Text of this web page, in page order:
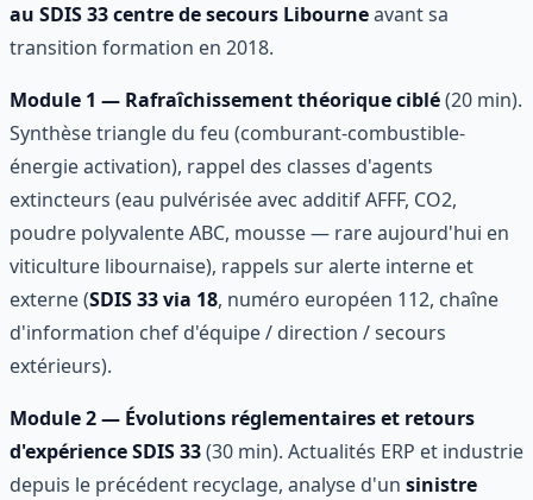
au SDIS 33 centre de secours Libourneavant sa
transition formation en 2018.
Module 1 — Rafraîchissement théorique ciblé(20 min).
Synthèse triangle du feu (comburant-combustible-
énergie activation), rappel des classes d'agents
extincteurs (eau pulvérisée avec additif AFFF, CO2,
poudre polyvalente ABC, mousse — rare aujourd'hui en
viticulture libournaise), rappels sur alerte interne et
externe (SDIS 33 via 18, numéro européen 112, chaîne
d'information chef d'équipe / direction / secours
extérieurs).
Module 2 — Évolutions réglementaires et retours
d'expérience SDIS 33(30 min). Actualités ERP et industrie
depuis le précédent recyclage, analyse d'un sinistre